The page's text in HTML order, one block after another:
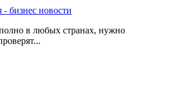
- бизнес новости
в любых странах, нужно